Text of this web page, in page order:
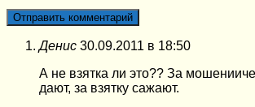
Денис 30.09.2011 в 18:50
А не взятка ли это?? За
дают, за взятку сажают.